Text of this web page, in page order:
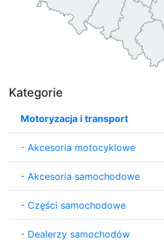
Kategorie
Motoryzacja i transport
- Akcesoria motocyklowe
- Akcesoria samochodowe
- Części samochodowe
- Dealerzy samochodów